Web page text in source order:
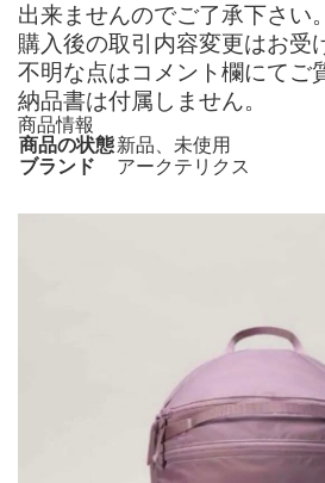
出来ませんのでご了承下さい。
購入後の取引内容変更はお受
不明な点はコメント欄にてご
納品書は付属しません。
商品情報
商品の状態新品、未使用
ブランド
アークテリクス